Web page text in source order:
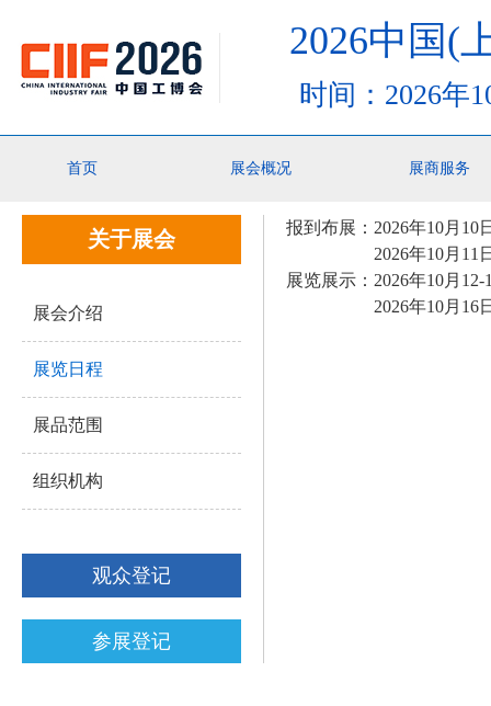
2026中国(
时间：2026年
首页 展会概况 展商服务
你的位置：首页 >关于展会>展览日程
关于展会
展会介绍
展览日程
展品范围
组织机构
观众登记
参展登记
报到布展： 2026年10月 10
2026年10月 11
展览展示： 2026年10月 12-
2026年10月 16